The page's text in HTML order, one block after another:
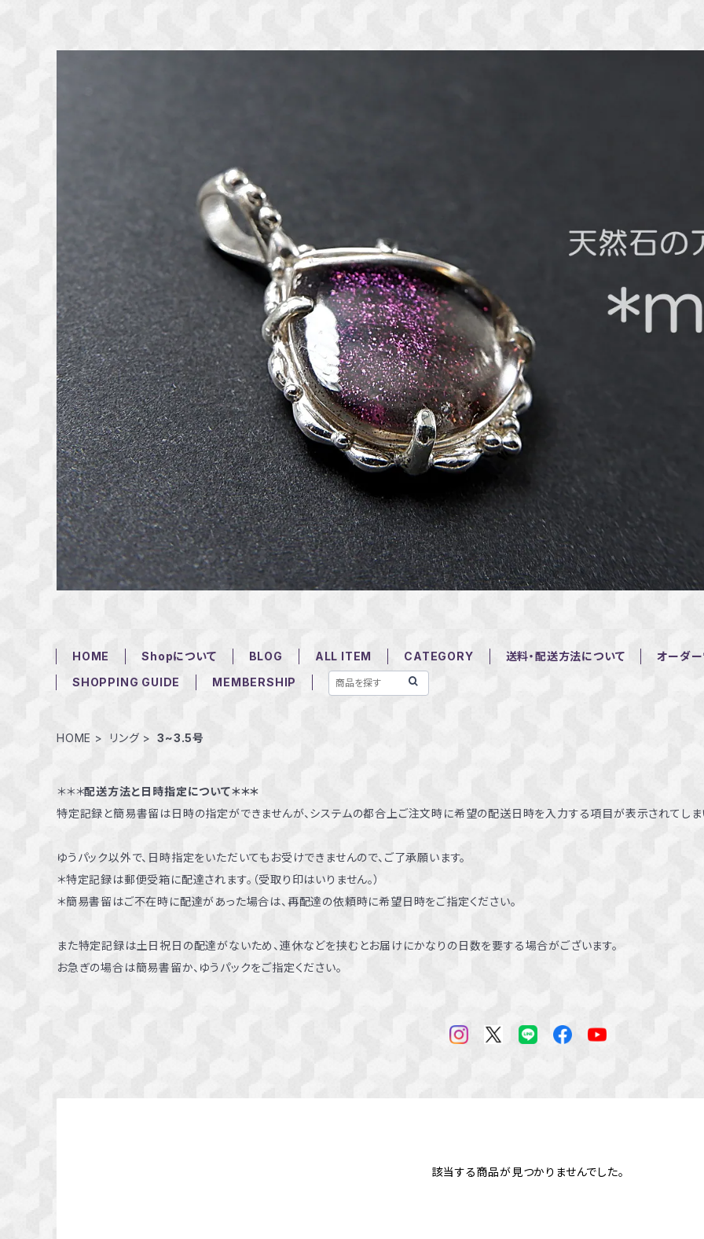
HOME Shopについて BLOG ALL ITEM CATEGORY 送料・配送方法について
オーダ
SHOPPING GUIDE
MEMBERSHIP
HOME リング 3~3.5号
＊＊＊配送方法と日時指定について＊＊＊
特定記録と簡易書留は日時の指定ができませんが、システムの都合上ご注文時に希望の配送日時を入力する項目が表示されてしま
ゆうパック以外で、日時指定をいただいてもお受けできませんので、ご了承願います。
＊特定記録は郵便受箱に配達されます。（受取り印はいりません。）
＊簡易書留はご不在時に配達があった場合は、再配達の依頼時に希望日時をご指定ください。
また特定記録は土日祝日の配達がないため、連休などを挟むとお届けにかなりの日数を要する場合がございます。
お急ぎの場合は簡易書留か、ゆうパックをご指定ください。
該当する商品が見つかりませんでした。